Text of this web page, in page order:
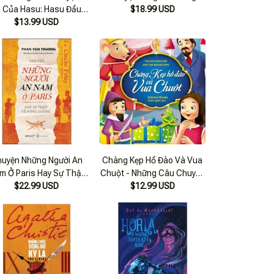
Của Hasu: Hasu Đầu
Quần (4- 6 Tuổi)
$13.99 USD
$18.99 USD
Những Người An
Ở Paris Hay Sự Thật
Về Đông Dương
$22.99 USD
Chàng Kẹp Hồ Đào Và Vua
Chuột - Những Câu Chuyện
Ở Xứ Sở Thần Tiên
$12.99 USD